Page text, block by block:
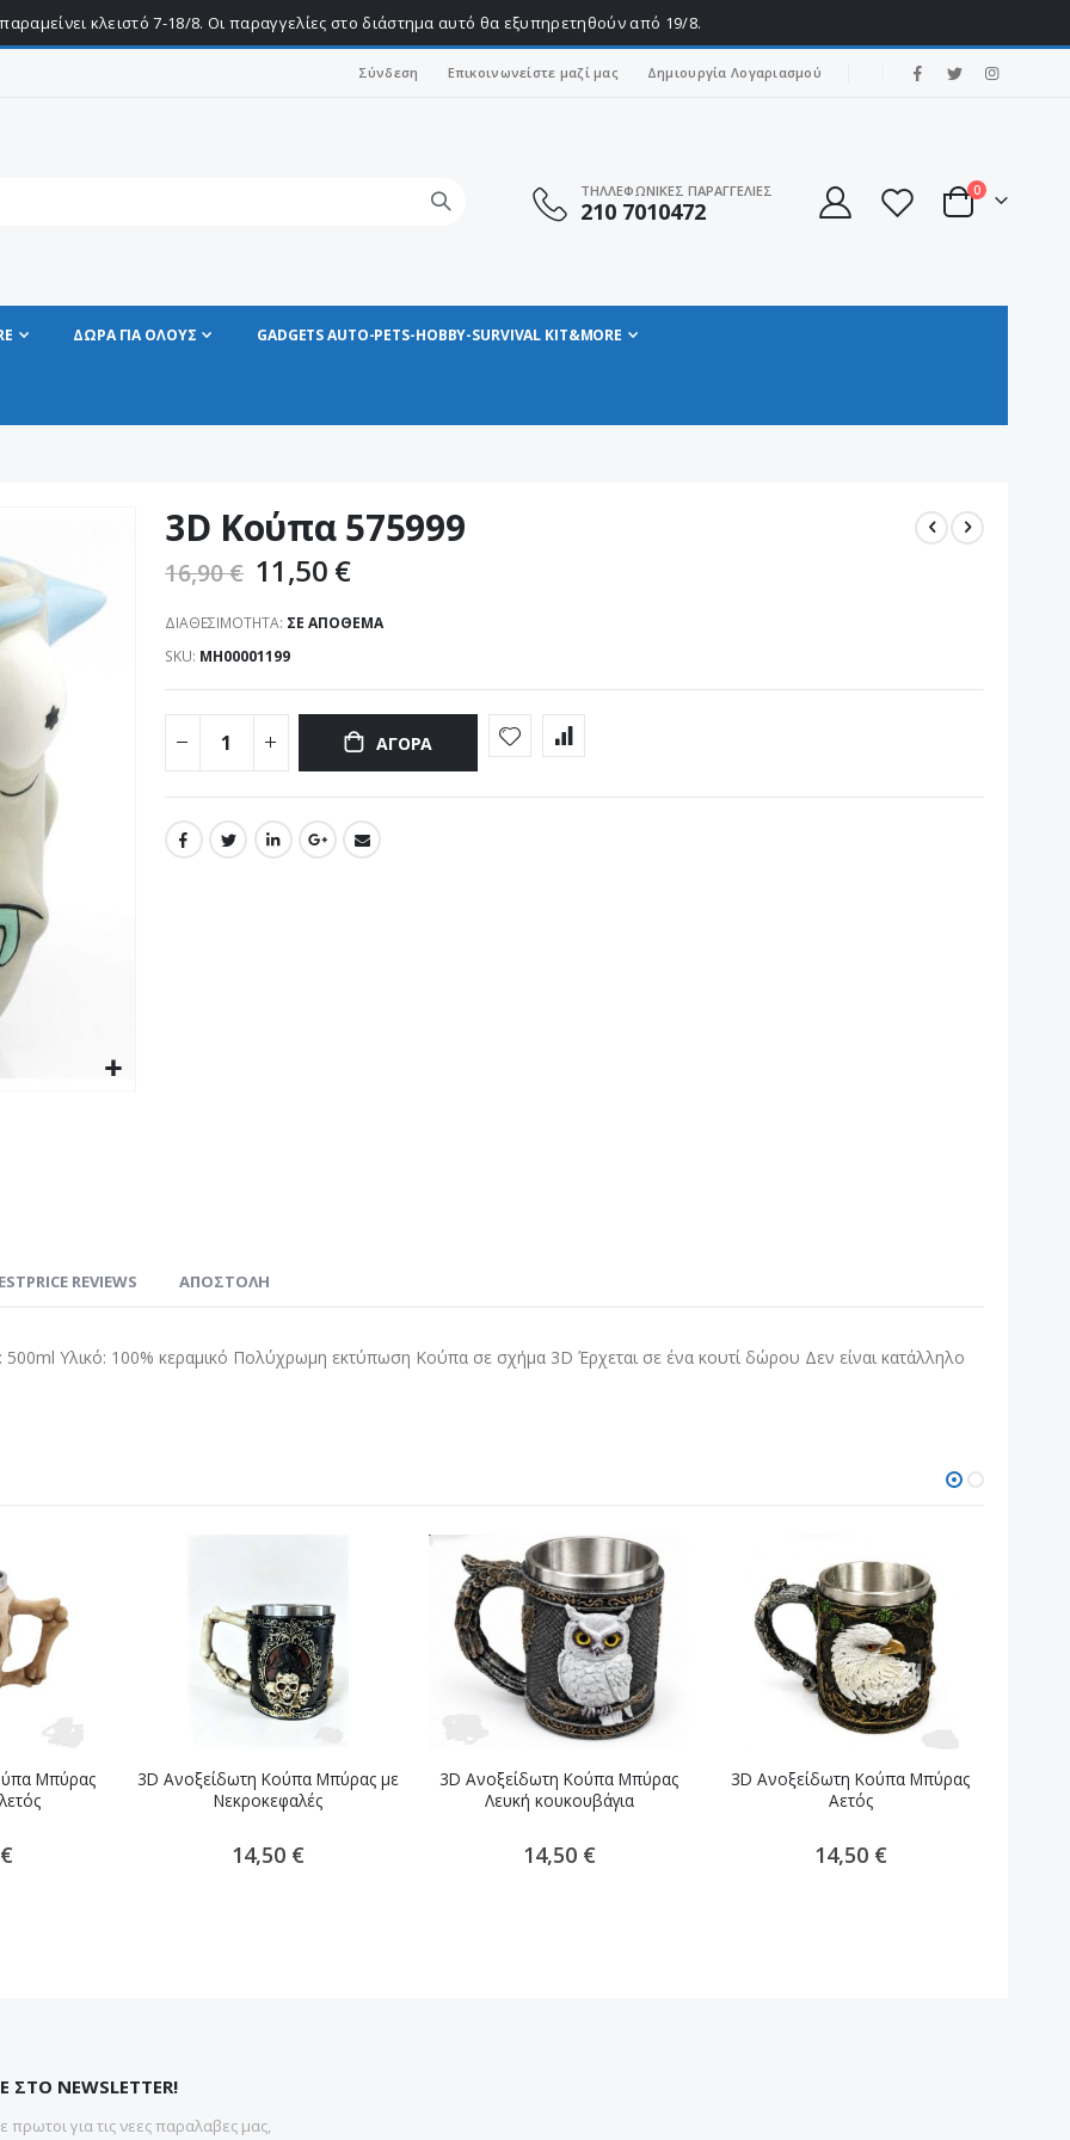
κλειστό 7-18/8. Οι παραγγελίες στο διάστημα αυτό θα εξυπηρετηθούν από 19/8.
Σύνδεση Επικοινωνείστε μαζί μας Δημιουργία Λογαριασμού
ΤΗΛΛΕΦΩΝΙΚΕΣ ΠΑΡΑΓΓΕΛΙΕΣ
210 7010472 Cart
0στοιχεία
ΔΩΡΑ ΓΙΑ ΟΛΟΥΣ GADGETS AUTO-PETS-HOBBY-SURVIVAL KIT&MORE
3D Κούπα 575999
16,90 € 11,50 €
ΔΙΑΘΕΣΙΜΌΤΗΤΑ: ΣΕ ΑΠΌΘΕΜΑ
SKU ΜΗ00001199
ΑΓΟΡΆ
Υλικό: 100% κεραμικό Πολύχρωμη εκτύπωση Κούπα σε σχήμα 3D Έρχεται σε ένα κουτί δώρου Δεν είναι κατάλληλο
REVIEWS ΑΠΟΣΤΟΛΗ
Μπύρας
3D Ανοξείδωτη Κούπα Μπύρας με
Νεκροκεφαλές
14,50 €
3D Ανοξείδωτη Κούπα Μπύρας
Λευκή κουκουβάγια
14,50 €
3D Ανοξείδωτη Κούπα Μπύρας
Αετός
14,50 €
ΣΤΟ NEWSLETTER!
πρωτοι για τις νεες παραλαβες μας,